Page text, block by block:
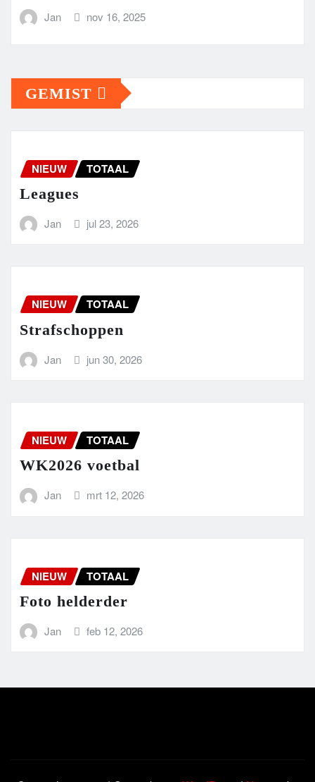
Jan nov 16, 2025
GEMIST
NIEUW TOTAAL
Leagues
Jan jul 23, 2026
NIEUW TOTAAL
Strafschoppen
Jan jun 30, 2026
NIEUW TOTAAL
WK2026 voetbal
Jan mrt 12, 2026
NIEUW TOTAAL
Foto helderder
Jan feb 12, 2026